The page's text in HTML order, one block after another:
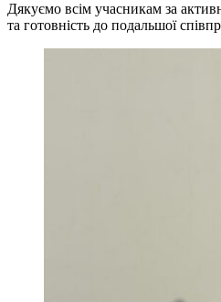
Дякуємо всім учасникам за
та готовність до подальшої